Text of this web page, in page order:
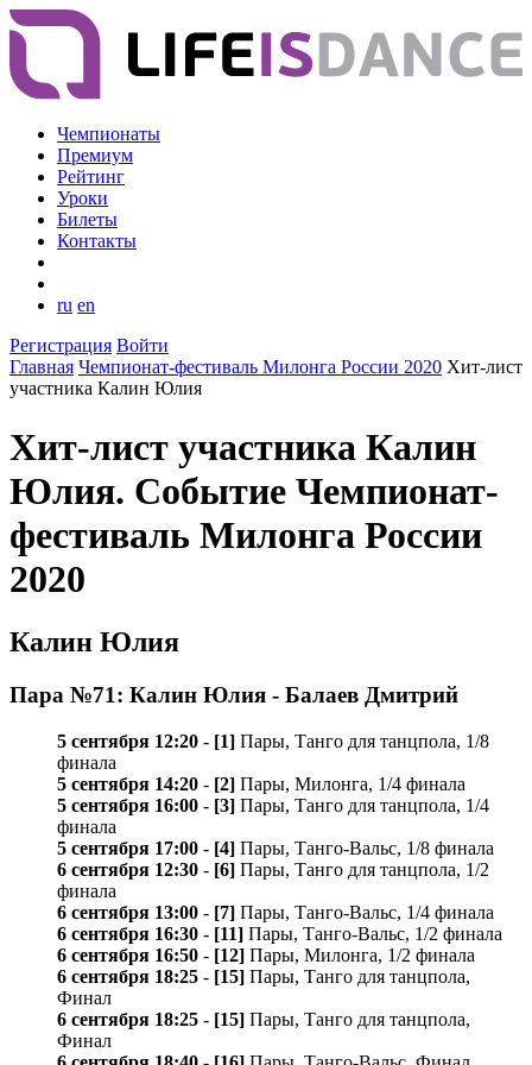
Чемпионаты
Премиум
Рейтинг
Уроки
Билеты
Контакты
ru en
Регистрация Войти
Главная Чемпионат-фестиваль Милонга России 2020 Хит-лист
участника Калин Юлия
Хит-лист участника Калин
Юлия. Событие Чемпионат-
фестиваль Милонга России
2020
Калин Юлия
Пара №71: Калин Юлия - Балаев Дмитрий
5 сентября 12:20 - [1] Пары, Танго для танцпола, 1/8
финала
5 сентября 14:20 - [2] Пары, Милонга, 1/4 финала
5 сентября 16:00 - [3] Пары, Танго для танцпола, 1/4
финала
5 сентября 17:00 - [4] Пары, Танго-Вальс, 1/8 финала
6 сентября 12:30 - [6] Пары, Танго для танцпола, 1/2
финала
6 сентября 13:00 - [7] Пары, Танго-Вальс, 1/4 финала
6 сентября 16:30 - [11] Пары, Танго-Вальс, 1/2 финала
6 сентября 16:50 - [12] Пары, Милонга, 1/2 финала
6 сентября 18:25 - [15] Пары, Танго для танцпола,
Финал
6 сентября 18:25 - [15] Пары, Танго для танцпола,
Финал